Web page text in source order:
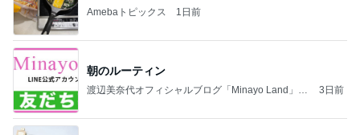
Amebaトピックス 1日前
朝のルーティン
渡辺美奈代オフィシャルブログ「Minayo Land」P
3日前